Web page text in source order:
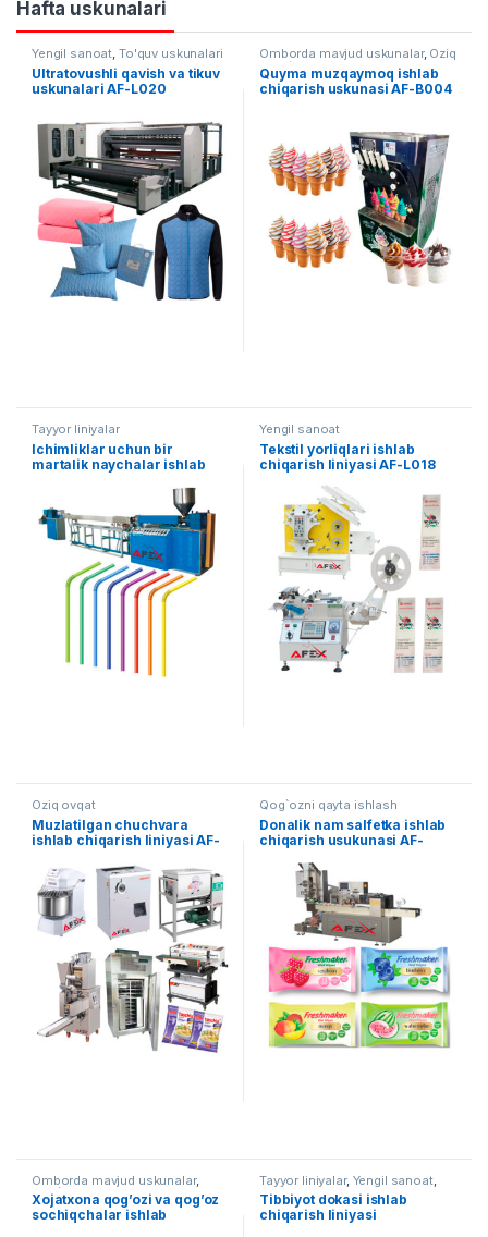
Hafta uskunalari
Yengil sanoat, To'quv uskunalari
Ultratovushli qavish va tikuv
uskunalari AF-L020
Omborda mavjud uskunalar, Oziq
ovqat
Quyma muzqaymoq ishlab
chiqarish uskunasi AF-B004
Tayyor liniyalar
Ichimliklar uchun bir
martalik naychalar ishlab
Yengil sanoat
Tekstil yorliqlari ishlab
chiqarish liniyasi AF-L018
Oziq ovqat
Muzlatilgan chuchvara
ishlab chiqarish liniyasi AF-
Qog`ozni qayta ishlash
Donalik nam salfetka ishlab
chiqarish usukunasi AF-
Omborda mavjud uskunalar,
Qog`ozni qayta ishlash
Xojatxona qog’ozi va qog’oz
sochiqchalar ishlab
Tayyor liniyalar, Yengil sanoat,
To'quv uskunalari
Tibbiyot dokasi ishlab
chiqarish liniyasi